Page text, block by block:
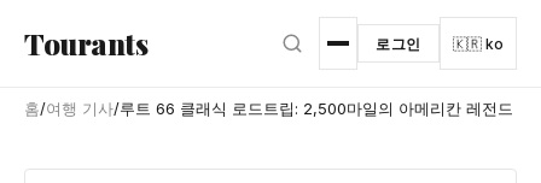
Tourants 로그인 🇰🇷 ko
홈/여행 기사/루트 66 클래식 로드트립: 2,500마일의 아메리칸 레전드